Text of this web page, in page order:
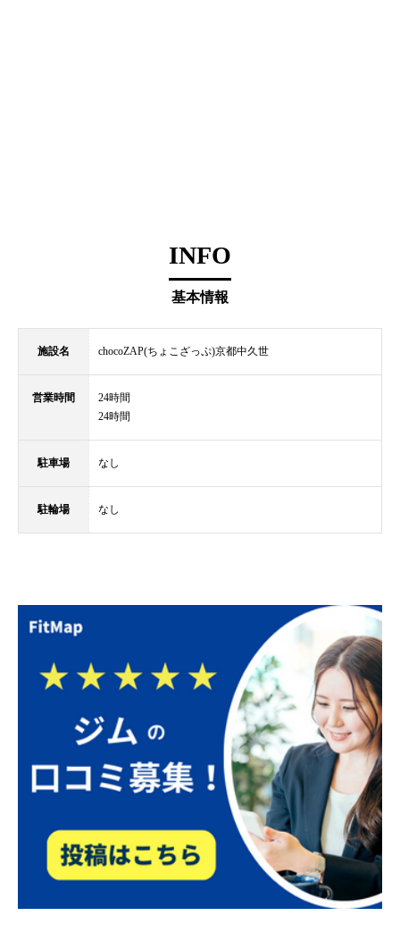
INFO
基本情報
施設名 chocoZAP(ちょこざっぷ)京都中久世
営業時間
24時間
24時間
駐車場 なし
駐輪場 なし